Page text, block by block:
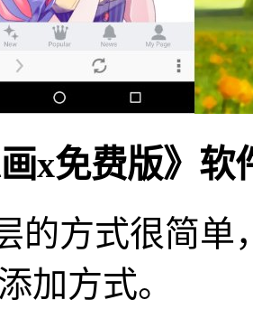
画x免费版》软
的方式很简
加方式。